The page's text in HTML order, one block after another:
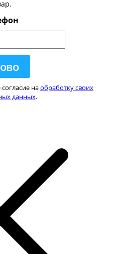
наобработку своих
данных.